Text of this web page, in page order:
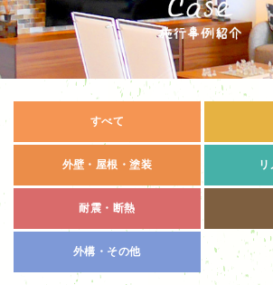
すべて
外壁・屋根・塗装
耐震・断熱
外構・その他